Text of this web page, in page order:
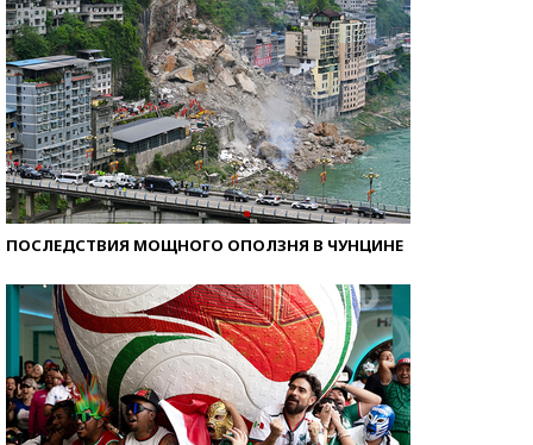
ПОСЛЕДСТВИЯ МОЩНОГО ОПОЛЗНЯ В ЧУНЦИНЕ